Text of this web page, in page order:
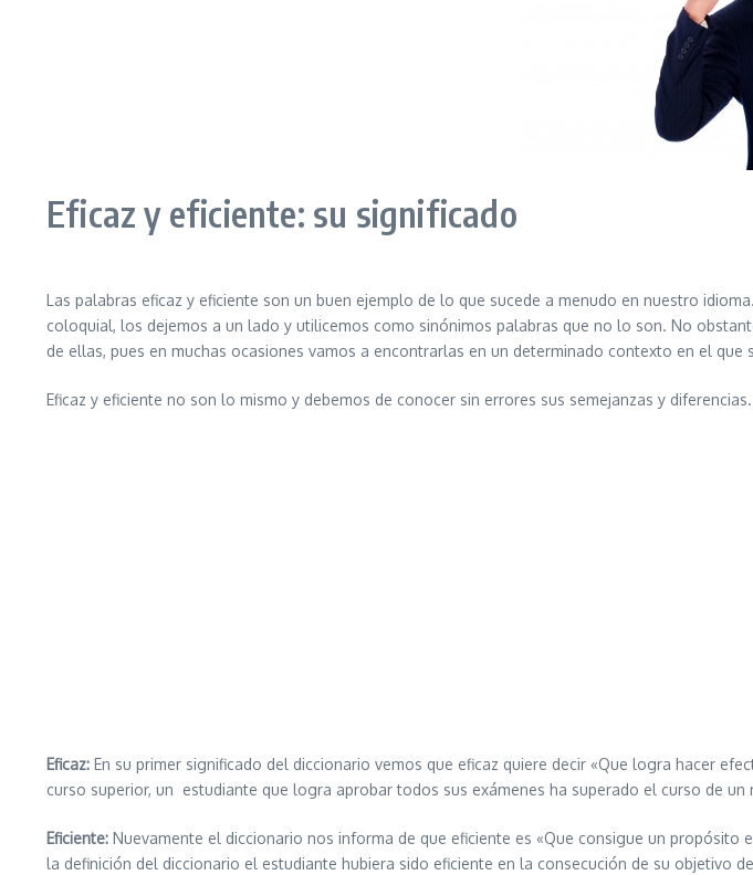
Eficaz y eficiente: su significado
Las palabras eficaz y eficiente son un buen ejemplo de lo que sucede a menudo en nuestro
coloquial, los dejemos a un lado y utilicemos como sinónimos palabras que no lo son. No
de ellas, pues en muchas ocasiones vamos a encontrarlas en un determinado contexto en el
Eficaz y eficiente no son lo mismo y debemos de conocer sin errores sus semejanzas y
Eficaz: En su primer significado del diccionario vemos que eficaz quiere decir «Que logra hacer
curso superior, un estudiante que logra aprobar todos sus exámenes ha superado el curso de un
Eficiente: Nuevamente el diccionario nos informa de que eficiente es «Que consigue un
la definición del diccionario el estudiante hubiera sido eficiente en la consecución de su objetivo